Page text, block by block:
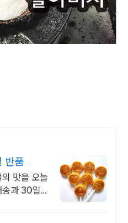
반품
맛을 오늘
송과 30일